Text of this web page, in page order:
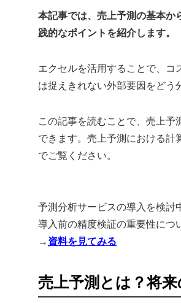
本記事では、売上予測の基本か
践的なポイントを紹介します。
エクセルを活用することで、コ
は捉えきれない外部要因をどう
この記事を読むことで、売上
できます。売上予測における計
でご覧ください。
予測分析サービスの導入を検討
導入前の精度検証の重要性につ
→ 資料を見てみる
売上予測とは？将